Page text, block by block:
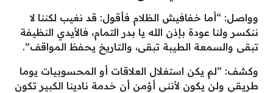
وواصل: “أما خفافيش الظلام فأقول: قد نغيب لكننا لا
ننكسر ولنا عودة بإذن الله يا بدر التمام، فالأيدي النظيفة
تبقى والسمعة الطيبة تبقى، والتاريخ يحفظ المواقف”.
وكشف: “لم يكن استغلال العلاقات أو المحسوبيات يوما
طريقي ولن يكون لأنني أؤمن أن خدمة نادينا الكبير تكون